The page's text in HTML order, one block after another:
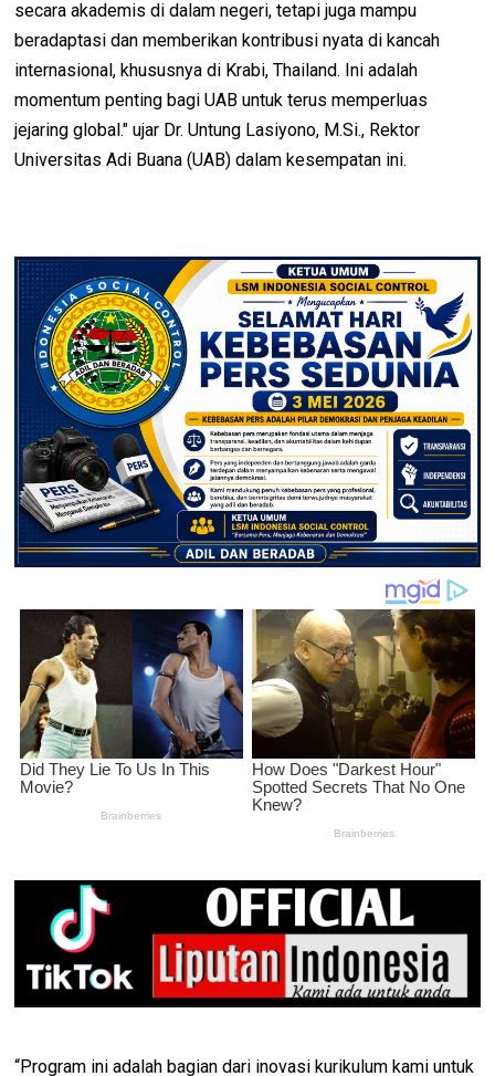
secara akademis di dalam negeri, tetapi juga mampu
beradaptasi dan memberikan kontribusi nyata di kancah
internasional, khususnya di Krabi, Thailand. Ini adalah
momentum penting bagi UAB untuk terus memperluas
jejaring global." ujar Dr. Untung Lasiyono, M.Si., Rektor
Universitas Adi Buana (UAB) dalam kesempatan ini.
“Program ini adalah bagian dari inovasi kurikulum kami untuk